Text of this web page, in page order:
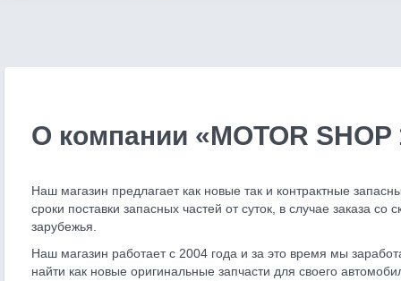
О компании «MOTOR SHOP
Наш магазин предлагает как новые так и контрактные
сроки поставки запасных частей от суток, в случае заказа
зарубежья.
Наш магазин работает с 2004 года и за это время мы
найти как новые оригинальные запчасти для своего